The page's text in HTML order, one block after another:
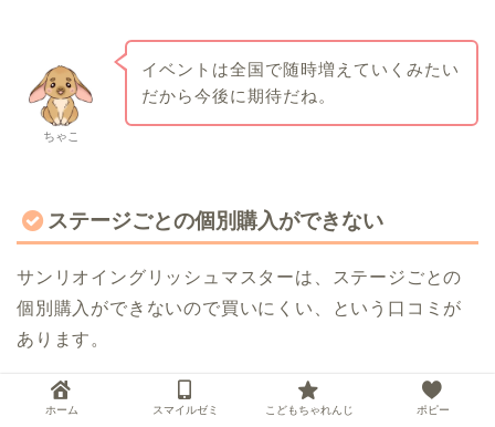
ちゃこ
イベントは全国で随時増えていくみたい
だから今後に期待だね。
ステージごとの個別購入ができない
サンリオイングリッシュマスターは、ステージごとの
個別購入ができないので買いにくい、という口コミが
あります。
サンリオイングリッシュマスターはステージ1と2があ
ホーム スマイルゼミ こどもちゃれんじ ポピー